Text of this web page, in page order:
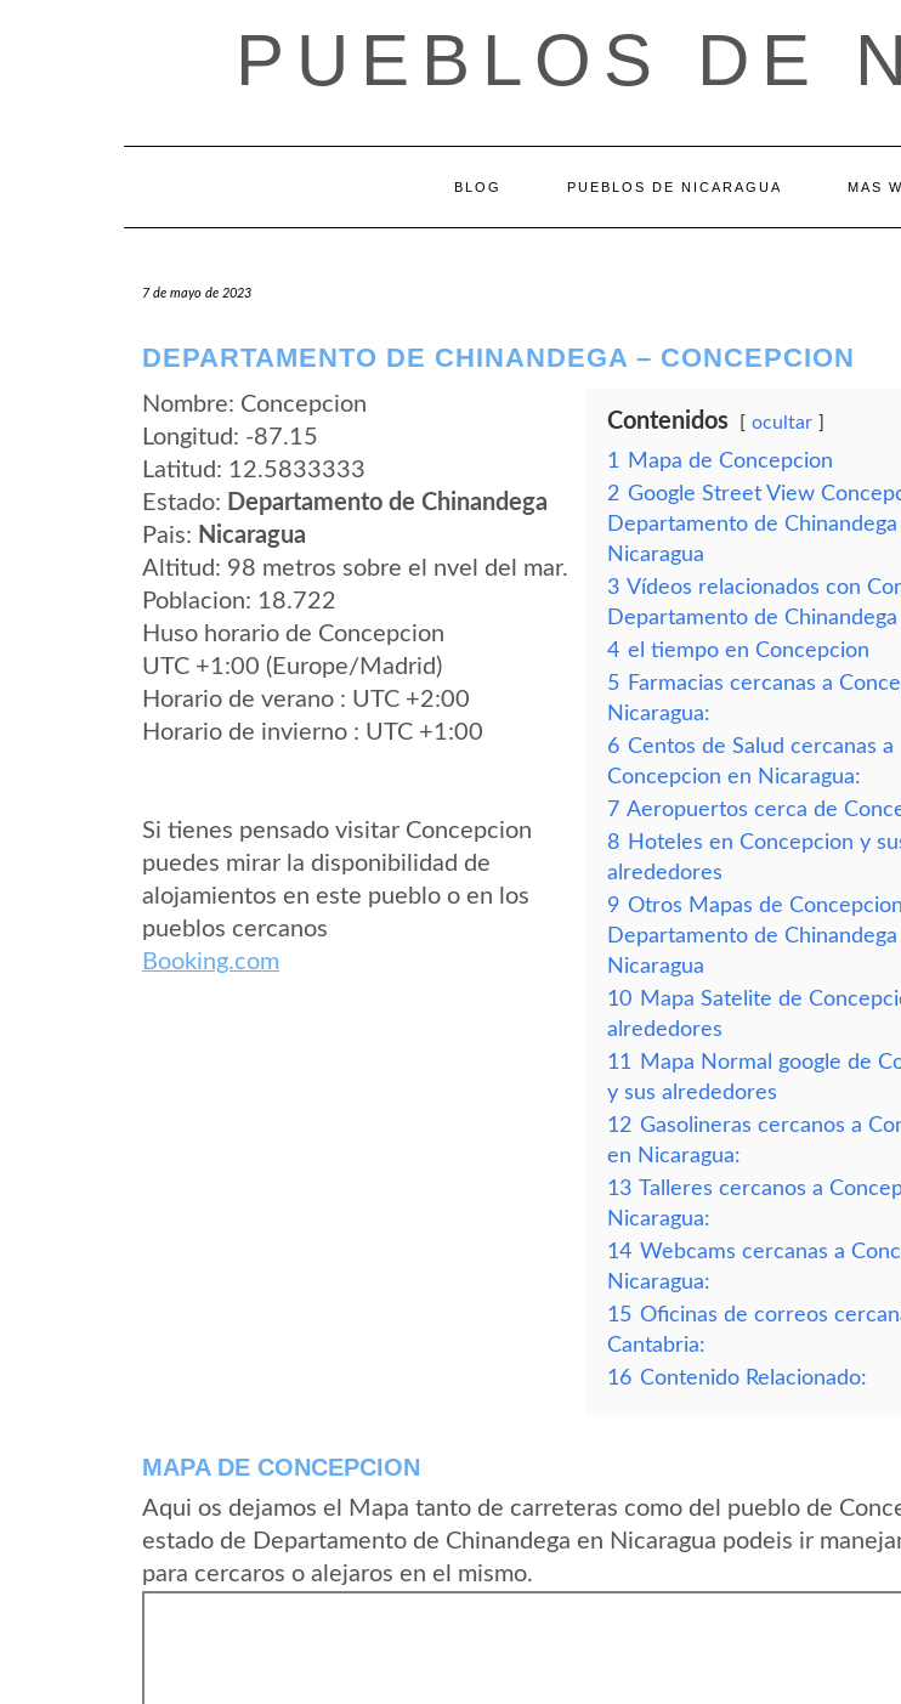
PUEBLOS DE
BLOG PUEBLOS DE NICARAGUA MAS
7 de mayo de 2023
DEPARTAMENTO DE CHINANDEGA – CONCEPCION
Nombre: Concepcion
Longitud: -87.15
Latitud: 12.5833333
Estado: Departamento de Chinandega
Pais: Nicaragua
Altitud: 98 metros sobre el nvel del mar.
Poblacion: 18.722
Huso horario de Concepcion
UTC +1:00 (Europe/Madrid)
Horario de verano : UTC +2:00
Horario de invierno : UTC +1:00
Si tienes pensado visitar Concepcion
puedes mirar la disponibilidad de
alojamientos en este pueblo o en los
pueblos cercanos
Booking.com
Contenidos ocultar
1
Mapa de Concepcion
2 Google Street View
Departamento de Chinandega
Nicaragua
3 Vídeos relacionados con
Departamento de Chinandega
4 el tiempo en Concepcion
5 Farmacias cercanas a
Nicaragua:
6 Centos de Salud cercanas a
Concepcion en Nicaragua:
7 Aeropuertos cerca de
8 Hoteles en Concepcion y
alrededores
9 Otros Mapas de
Departamento de Chinandega
Nicaragua
10 Mapa Satelite de
alrededores
11
Mapa Normal google de
y sus alrededores
12 Gasolineras cercanos a
en Nicaragua:
13 Talleres cercanos a
Nicaragua:
14 Webcams cercanas a
Nicaragua:
15 Oficinas de correos
Cantabria:
16 Contenido Relacionado:
MAPA DE CONCEPCION
Aqui os dejamos el Mapa tanto de carreteras como del pueblo de
estado de Departamento de Chinandega en Nicaragua podeis ir
para cercaros o alejaros en el mismo.